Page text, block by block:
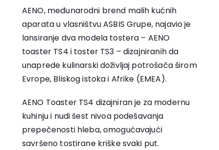
AENO, međunarodni brend malih kućnih
aparata u vlasništvu ASBIS Grupe, najavio je
lansiranje dva modela tostera – AENO
toaster TS4 i toster TS3 – dizajniranih da
unaprede kulinarski doživljaj potrošača širom
Evrope, Bliskog istoka i Afrike (EMEA).
AENO Toaster TS4 dizajniran je za modernu
kuhinju i nudi šest nivoa podešavanja
prepečenosti hleba, omogućavajući
savršeno tostirane kriške svaki put.